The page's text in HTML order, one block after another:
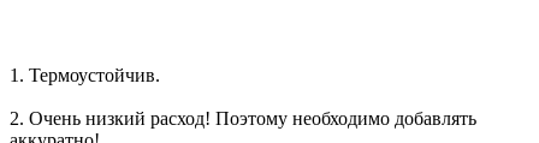
1. Термоустойчив.
2. Очень низкий расход! Поэтому необходимо добавлять